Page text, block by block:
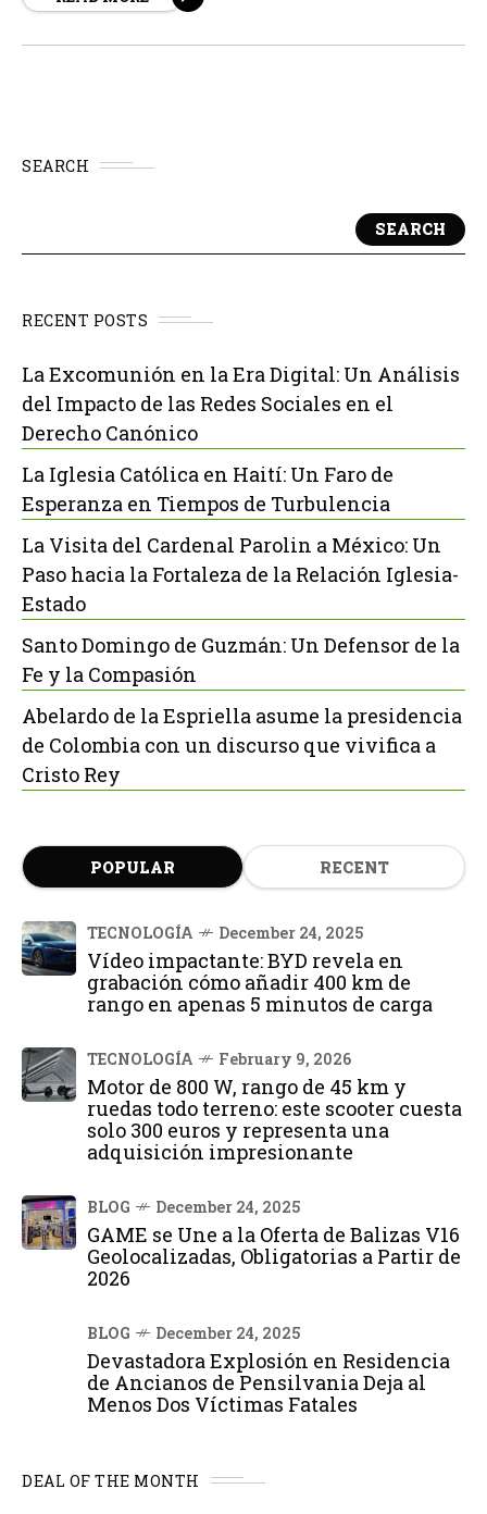
SEARCH
SEARCH
RECENT POSTS
La Excomunión en la Era Digital: Un Análisis
del Impacto de las Redes Sociales en el
Derecho Canónico
La Iglesia Católica en Haití: Un Faro de
Esperanza en Tiempos de Turbulencia
La Visita del Cardenal Parolin a México: Un
Paso hacia la Fortaleza de la Relación Iglesia-
Estado
Santo Domingo de Guzmán: Un Defensor de la
Fe y la Compasión
Abelardo de la Espriella asume la presidencia
de Colombia con un discurso que vivifica a
Cristo Rey
POPULAR RECENT
TECNOLOGÍA December 24, 2025
Vídeo impactante: BYD revela en
grabación cómo añadir 400 km de
rango en apenas 5 minutos de carga
TECNOLOGÍA February 9, 2026
Motor de 800 W, rango de 45 km y
ruedas todo terreno: este scooter cuesta
solo 300 euros y representa una
adquisición impresionante
BLOG December 24, 2025
GAME se Une a la Oferta de Balizas V16
Geolocalizadas, Obligatorias a Partir de
2026
BLOG December 24, 2025
Devastadora Explosión en Residencia
de Ancianos de Pensilvania Deja al
Menos Dos Víctimas Fatales
DEAL OF THE MONTH